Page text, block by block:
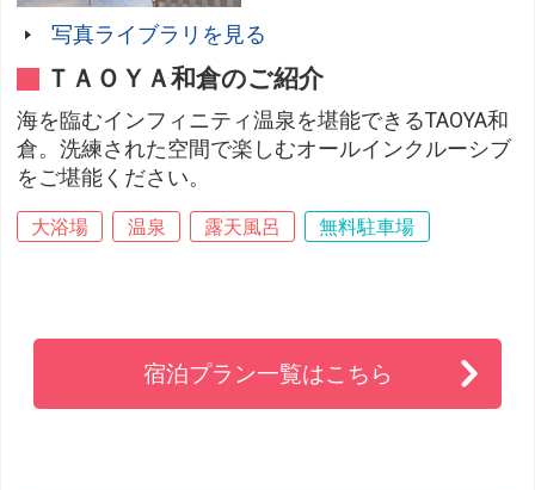
写真ライブラリを見る
ＴＡＯＹＡ和倉のご紹介
海を臨むインフィニティ温泉を堪能できるTAOYA和
倉。洗練された空間で楽しむオールインクルーシブ
をご堪能ください。
大浴場 温泉 露天風呂 無料駐車場
宿泊プラン一覧はこちら